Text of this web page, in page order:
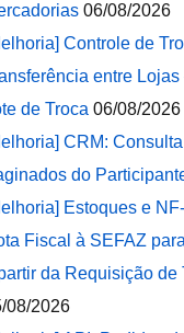
06/08/2026
Controle de
entre
de Troca 06/08/2026
CRM:
do
Estoques e
Fiscal à SEFAZ
da Requisição de
08/2026